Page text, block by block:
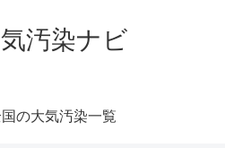
汚染ナビ
の大気汚染一覧